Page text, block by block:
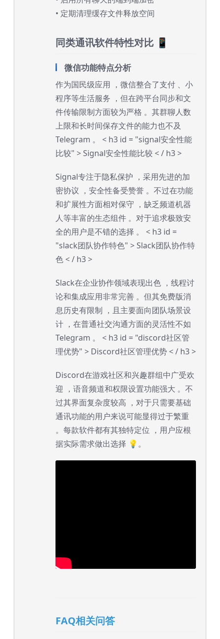
• 定期清理缓存文件释放空间
同类通讯软件特性对比 📱
微信功能特点分析
作为国民级应用 ，微信整合了支付 、小
程序等生活服务 ，但在跨平台同步和文
件传输限制方面较为严格 。其群聊人数
上限和长时间保存文件的能力也不及
Telegram 。 < h3 id = "signal安全性能
比较" > Signal安全性能比较 < / h3 >
Signal专注于隐私保护 ，采用先进的加
密协议 ，安全性备受赞誉 。不过在功能
和扩展性方面相对保守 ，缺乏频道机器
人等丰富的生态组件 。对于追求极致安
全的用户是不错的选择 。 < h3 id =
"slack团队协作特色" > Slack团队协作特
色 < / h3 >
Slack在企业协作领域表现出色 ，线程讨
论和集成应用非常完善 。但其免费版消
息历史有限制 ，且主要面向团队场景设
计 ，在普通社交沟通方面的灵活性不如
Telegram 。 < h3 id = "discord社区管
理优势" > Discord社区管理优势 < / h3 >
Discord在游戏社区和兴趣群组中广受欢
迎 ，语音频道和权限设置功能强大 。不
过其界面复杂度较高 ，对于只需要基础
通讯功能的用户来说可能显得过于繁重
。每款软件都有其独特定位 ，用户应根
据实际需求做出选择 💡。
FAQ相关问答